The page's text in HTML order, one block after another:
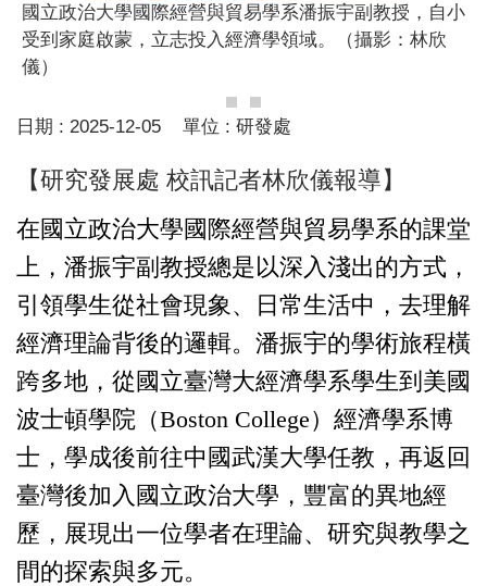
國立政治大學國際經營與貿易學系潘振宇副教授，自小
受到家庭啟蒙，立志投入經濟學領域。（攝影：林欣
儀）
日期 : 2025-12-05 單位 : 研發處
【研究發展處 校訊記者林欣儀報導】
在國立政治大學國際經營與貿易學系的課堂
上，潘振宇副教授總是以深入淺出的方式，
引領學生從社會現象、日常生活中，去理解
經濟理論背後的邏輯。潘振宇的學術旅程橫
跨多地，從國立臺灣大經濟學系學生到美國
波士頓學院（Boston College）經濟學系博
士，學成後前往中國武漢大學任教，再返回
臺灣後加入國立政治大學，豐富的異地經
歷，展現出一位學者在理論、研究與教學之
間的探索與多元。